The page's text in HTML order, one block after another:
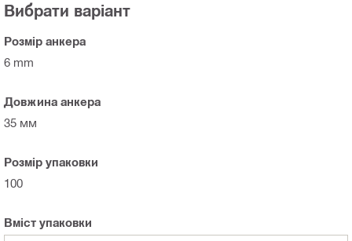
Вибрати варіант
Розмір анкера
6 mm
Довжина анкера
35 мм
Розмір упаковки
100
Вміст упаковки